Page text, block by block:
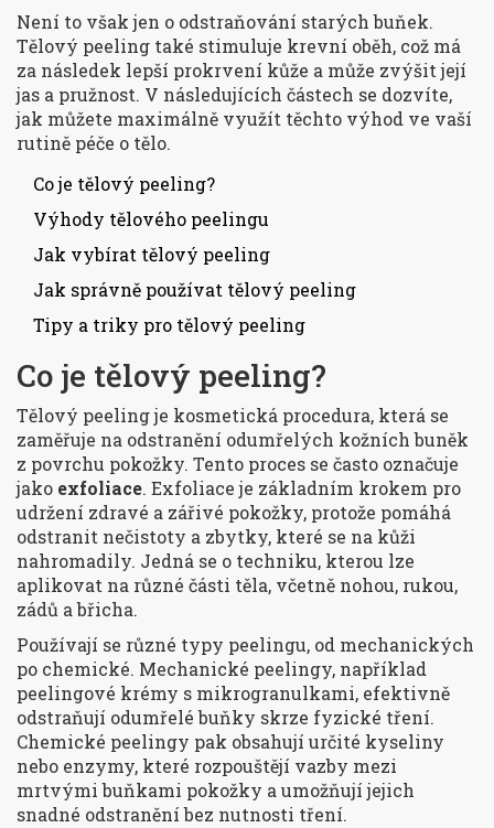
Není to však jen o odstraňování starých buňek.
Tělový peeling také stimuluje krevní oběh, což má
za následek lepší prokrvení kůže a může zvýšit její
jas a pružnost. V následujících částech se dozvíte,
jak můžete maximálně využít těchto výhod ve vaší
rutině péče o tělo.
Co je tělový peeling?
Výhody tělového peelingu
Jak vybírat tělový peeling
Jak správně používat tělový peeling
Tipy a triky pro tělový peeling
Co je tělový peeling?
Tělový peeling je kosmetická procedura, která se
zaměřuje na odstranění odumřelých kožních buněk
z povrchu pokožky. Tento proces se často označuje
jako exfoliace. Exfoliace je základním krokem pro
udržení zdravé a zářivé pokožky, protože pomáhá
odstranit nečistoty a zbytky, které se na kůži
nahromadily. Jedná se o techniku, kterou lze
aplikovat na různé části těla, včetně nohou, rukou,
zádů a břicha.
Používají se různé typy peelingu, od mechanických
po chemické. Mechanické peelingy, například
peelingové krémy s mikrogranulkami, efektivně
odstraňují odumřelé buňky skrze fyzické tření.
Chemické peelingy pak obsahují určité kyseliny
nebo enzymy, které rozpouštějí vazby mezi
mrtvými buňkami pokožky a umožňují jejich
snadné odstranění bez nutnosti tření.